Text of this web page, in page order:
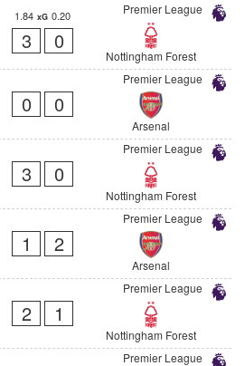
Premier League
1.84 xG 0.20
3 0
Nottingham Forest
Premier League
0 0
Arsenal
Premier League
3 0
Nottingham Forest
Premier League
1 2
Arsenal
Premier League
2 1
Nottingham Forest
Premier League